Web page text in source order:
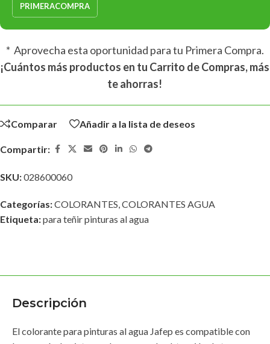
PRIMERACOMPRA
* Aprovecha esta oportunidad para tu Primera Compra.
¡Cuántos más productos en tu Carrito de Compras, más
te ahorras!
Comparar Añadir a la lista de deseos
Compartir:
SKU:028600060
Categorías:COLORANTES,COLORANTES AGUA
Etiqueta:para teñir pinturas al agua
Descripción
El colorante para pinturas al agua Jafep es compatible con